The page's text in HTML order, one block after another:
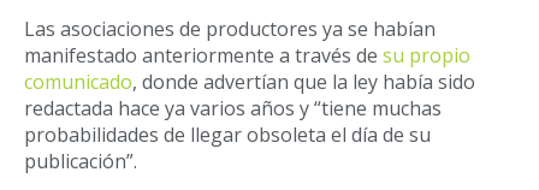
Las asociaciones de productores ya se habían
manifestado anteriormente a través de su propio
comunicado, donde advertían que la ley había sido
redactada hace ya varios años y “tiene muchas
probabilidades de llegar obsoleta el día de su
publicación”.